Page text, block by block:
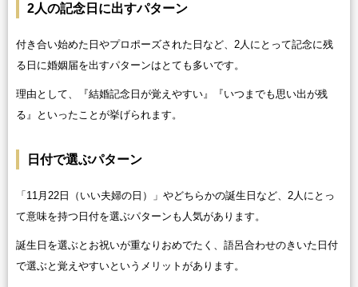
2人の記念日に出すパターン
付き合い始めた日やプロポーズされた日など、2人にとって記念に残
る日に婚姻届を出すパターンはとても多いです。
理由として、『結婚記念日が覚えやすい』『いつまでも思い出が残
る』といったことが挙げられます。
日付で選ぶパターン
「11月22日（いい夫婦の日）」やどちらかの誕生日など、2人にとっ
て意味を持つ日付を選ぶパターンも人気があります。
誕生日を選ぶとお祝いが重なりおめでたく、語呂合わせのきいた日付
で選ぶと覚えやすいというメリットがあります。